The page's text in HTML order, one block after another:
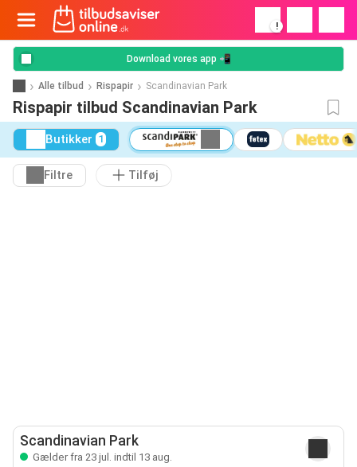
!
Download vores app 📲
Alle tilbud Rispapir Scandinavian Park
Rispapir tilbud Scandinavian Park
Butikker 1
Filtre Tilføj
Scandinavian Park
Gælder fra 23 jul. indtil 13 aug.